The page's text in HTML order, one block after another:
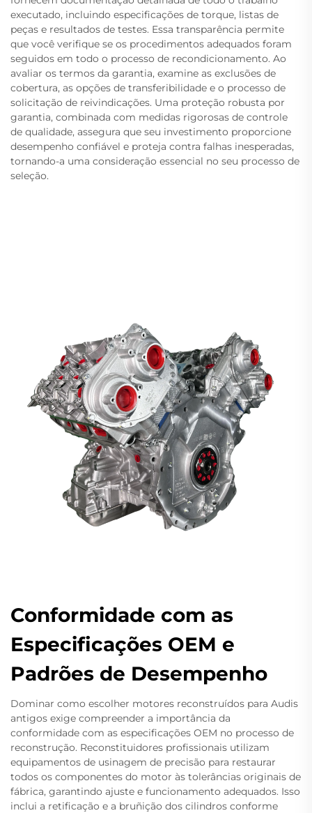
executado, incluindo especificações de torque, listas de
peças e resultados de testes. Essa transparência permite
que você verifique se os procedimentos adequados foram
seguidos em todo o processo de recondicionamento. Ao
avaliar os termos da garantia, examine as exclusões de
cobertura, as opções de transferibilidade e o processo de
solicitação de reivindicações. Uma proteção robusta por
garantia, combinada com medidas rigorosas de controle
de qualidade, assegura que seu investimento proporcione
desempenho confiável e proteja contra falhas inesperadas,
tornando-a uma consideração essencial no seu processo de
seleção.
Conformidade com as
Especificações OEM e
Padrões de Desempenho
Dominar como escolher motores reconstruídos para Audis
antigos exige compreender a importância da
conformidade com as especificações OEM no processo de
reconstrução. Reconstituidores profissionais utilizam
equipamentos de usinagem de precisão para restaurar
todos os componentes do motor às tolerâncias originais de
fábrica, garantindo ajuste e funcionamento adequados. Isso
inclui a retificação e a bruñição dos cilindros conforme